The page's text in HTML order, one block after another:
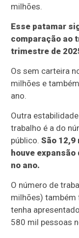
milhões.
Esse patamar
comparação ao
trimestre de
Os sem carteira
milhões e
ano.
Outra
trabalho é a do
público.São
houve expansão
no ano.
O número de
milhões) também
tenha
580 mil pessoas